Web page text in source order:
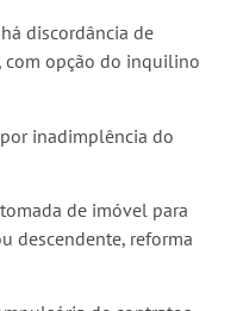
discordância de
com opção do inquilino
inadimplência do
de imóvel para
descendente, reforma